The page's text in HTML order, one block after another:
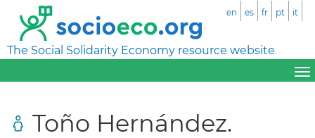
The Social Solidarity Economy resource website
en es fr pt it
Toño Hernández.